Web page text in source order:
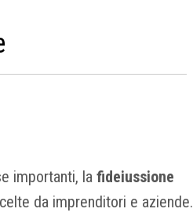
importanti, la fideiussione
da imprenditori e aziende.